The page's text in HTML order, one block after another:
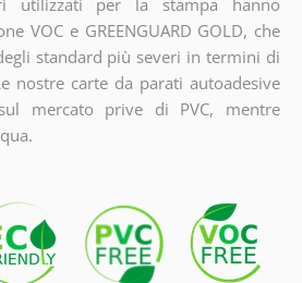
VOC e GREENGUARD GOLD, che
standard più severi in termini di
nostre carte da parati autoadesive
mercato prive di PVC, mentre